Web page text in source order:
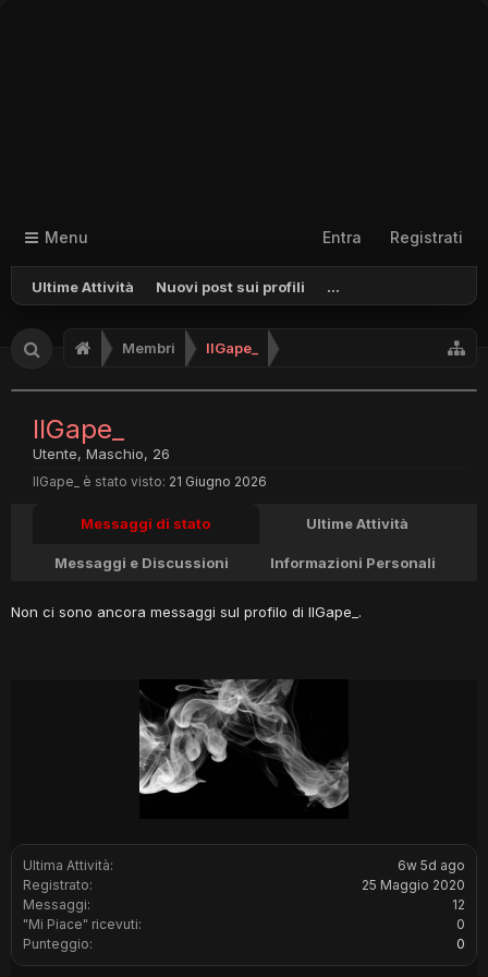
Menu
Ultime Attività Nuovi post sui profili ...
Entra Registrati
Membri IlGape_
Ultima Attività:
6w 5d ago
Registrato:
25 Maggio 2020
Messaggi:
12
"Mi Piace" ricevuti:
0
Punteggio:
0
IlGape_
Utente, Maschio, 26
IlGape_ è stato visto: 21 Giugno 2026
Messaggi di stato Ultime Attività
Messaggi e Discussioni Informazioni Personali
Non ci sono ancora messaggi sul profilo di IlGape_.